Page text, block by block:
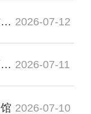
彩晶玻璃开裂了有什么方法修复方法？ 2026-07-12
怎么在同城选择比较价格低的酒店装饰玻璃厂家 2026-07-11
2026-07-10